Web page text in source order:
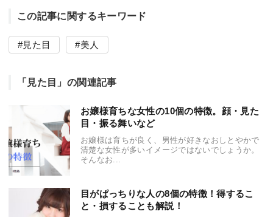
この記事に関するキーワード
見た目 美人
「見た目」の関連記事
お嬢様育ちな女性の10個の特徴。顔・見た
目・振る舞いなど
お嬢様は育ちが良く、男性が好きなおしとやかで
清楚な女性が多いイメージではないでしょうか。
そんなお...
目がぱっちりな人の8個の特徴！得するこ
と・損することも解説！